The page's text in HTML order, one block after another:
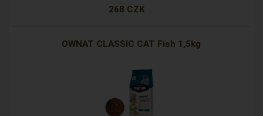
268 CZK
OWNAT CLASSIC CAT Fish 1,5kg